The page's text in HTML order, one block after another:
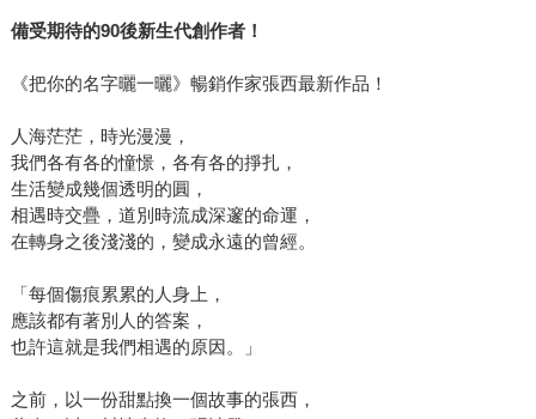
透過枝葉灑下的陽光，所觸動，就像她曾走過的那片森林一
備受期待的90後新生代創作者！
《把你的名字曬一曬》暢銷作家張西最新作品！
人海茫茫，時光漫漫，
我們各有各的憧憬，各有各的掙扎，
生活變成幾個透明的圓，
相遇時交疊，道別時流成深邃的命運，
在轉身之後淺淺的，變成永遠的曾經。
「每個傷痕累累的人身上，
應該都有著別人的答案，
也許這就是我們相遇的原因。」
之前，以一份甜點換一個故事的張西，